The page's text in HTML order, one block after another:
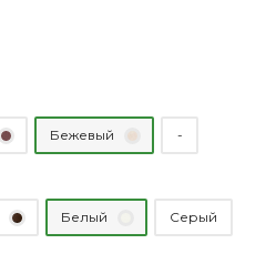
Бежевый -
Белый Серый